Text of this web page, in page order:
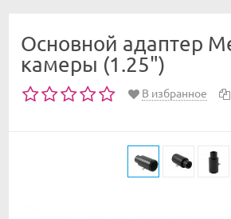
Основной адаптер
камеры (1.25")
В избранное